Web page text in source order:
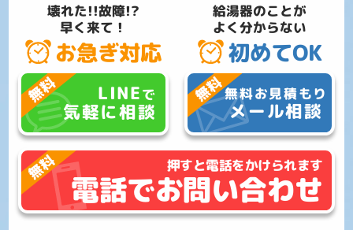
壊れた!!故障!?
早く来て！
お急ぎ対応
LINEで
気軽に相談
給湯器のことが
よく分からない
初めてOK
無料お見積もり
メール相談
押すと電話をかけられます
電話でお問い合わせ